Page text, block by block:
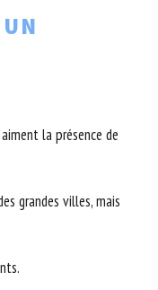
la présence de
grandes villes, mais